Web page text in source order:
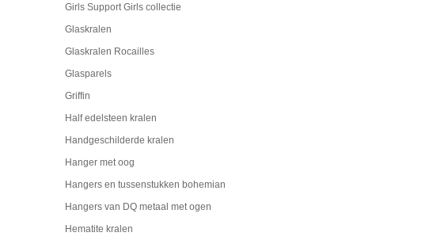
Girls Support Girls collectie
Glaskralen
Glaskralen Rocailles
Glasparels
Griffin
Half edelsteen kralen
Handgeschilderde kralen
Hanger met oog
Hangers en tussenstukken bohemian
Hangers van DQ metaal met ogen
Hematite kralen